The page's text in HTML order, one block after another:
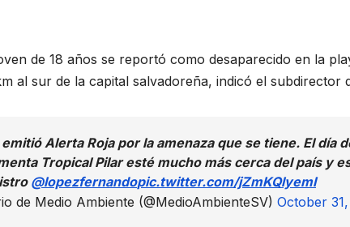
de 18 años se reportó como desaparecido en la
al sur de la capital salvadoreña, indicó el subdirector
emitió Alerta Roja por la amenaza que se tiene. El día
Tropical Pilar esté mucho más cerca del país y
@lopezfernandopic.twitter.com/jZmKQlyemI
de Medio Ambiente (@MedioAmbienteSV) October